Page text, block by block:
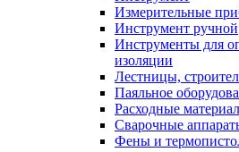
Измерительные
Инструмент ручной
Инструменты для
изоляции
Лестницы,
Паяльное
Расходные
Сварочные
Фены и